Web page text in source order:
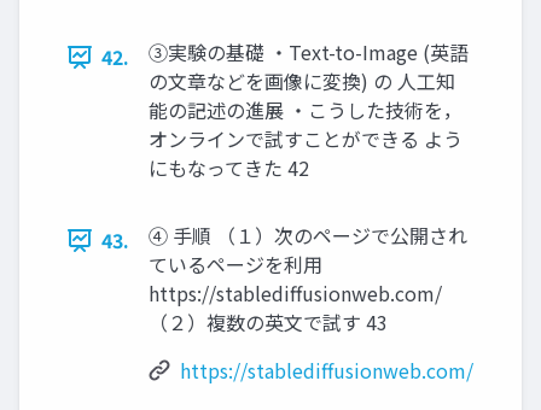
42.
③実験の基礎 ・Text-to-Image (英語
の文章などを画像に変換) の 人工知
能の記述の進展 ・こうした技術を，
オンラインで試すことができる よう
にもなってきた 42
43.
④ 手順 （１）次のページで公開され
ているページを利用
https://stablediffusionweb.com/
（２）複数の英文で試す 43
https://stablediffusionweb.com/